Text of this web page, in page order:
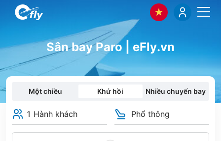
Sân bay Paro | eFly.vn
Một chiều Khứ hồi Nhiều chuyến bay
1 Hành khách Phổ thông